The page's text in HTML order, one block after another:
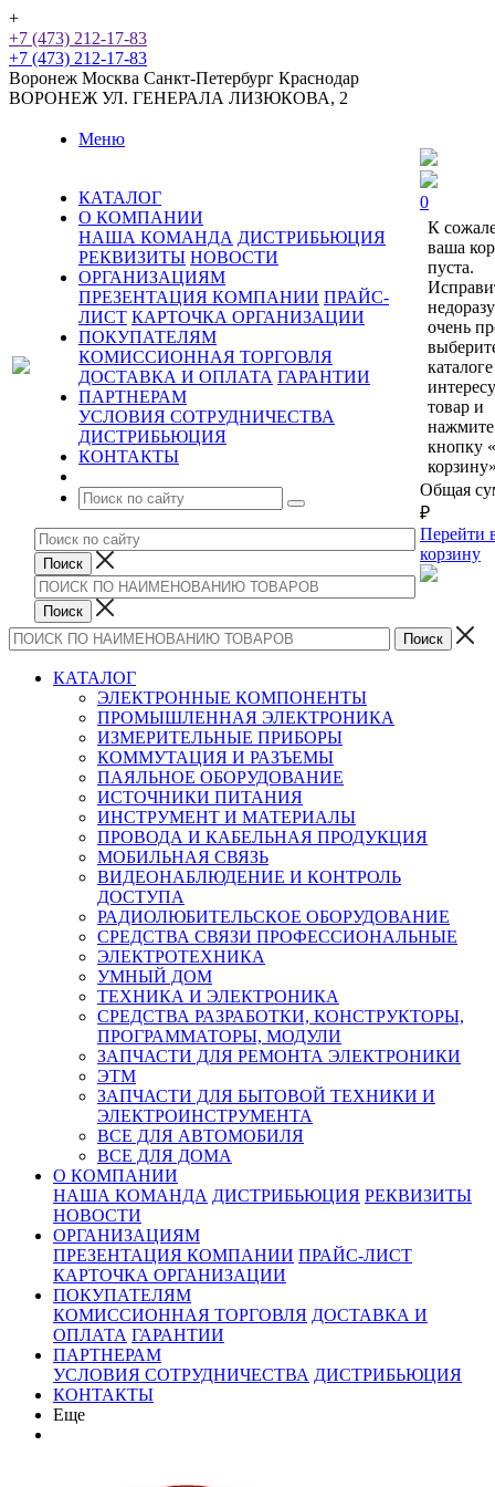
+
+7 (473) 212-17-83
+7 (473) 212-17-83
Воронеж Москва Санкт-Петербург Краснодар
ВОРОНЕЖ УЛ. ГЕНЕРАЛА ЛИЗЮКОВА, 2
Меню
КАТАЛОГ
О КОМПАНИИ
НАША КОМАНДА ДИСТРИБЬЮЦИЯ
РЕКВИЗИТЫ НОВОСТИ
ОРГАНИЗАЦИЯМ
ПРЕЗЕНТАЦИЯ КОМПАНИИ ПРАЙС-
ЛИСТ КАРТОЧКА ОРГАНИЗАЦИИ
ПОКУПАТЕЛЯМ
КОМИССИОННАЯ ТОРГОВЛЯ
ДОСТАВКА И ОПЛАТА ГАРАНТИИ
ПАРТНЕРАМ
УСЛОВИЯ СОТРУДНИЧЕСТВА
ДИСТРИБЬЮЦИЯ
КОНТАКТЫ
0
К
ваша
пуста.
очень
каталоге
товар и
нажмите
кнопку
Общая
₽
Перейти
корзину
КАТАЛОГ
ЭЛЕКТРОННЫЕ КОМПОНЕНТЫ
ПРОМЫШЛЕННАЯ ЭЛЕКТРОНИКА
ИЗМЕРИТЕЛЬНЫЕ ПРИБОРЫ
КОММУТАЦИЯ И РАЗЪЕМЫ
ПАЯЛЬНОЕ ОБОРУДОВАНИЕ
ИСТОЧНИКИ ПИТАНИЯ
ИНСТРУМЕНТ И МАТЕРИАЛЫ
ПРОВОДА И КАБЕЛЬНАЯ ПРОДУКЦИЯ
МОБИЛЬНАЯ СВЯЗЬ
ВИДЕОНАБЛЮДЕНИЕ И КОНТРОЛЬ
ДОСТУПА
РАДИОЛЮБИТЕЛЬСКОЕ ОБОРУДОВАНИЕ
СРЕДСТВА СВЯЗИ ПРОФЕССИОНАЛЬНЫЕ
ЭЛЕКТРОТЕХНИКА
УМНЫЙ ДОМ
ТЕХНИКА И ЭЛЕКТРОНИКА
СРЕДСТВА РАЗРАБОТКИ, КОНСТРУКТОРЫ,
ПРОГРАММАТОРЫ, МОДУЛИ
ЗАПЧАСТИ ДЛЯ РЕМОНТА ЭЛЕКТРОНИКИ
ЭТМ
ЗАПЧАСТИ ДЛЯ БЫТОВОЙ ТЕХНИКИ И
ЭЛЕКТРОИНСТРУМЕНТА
ВСЕ ДЛЯ АВТОМОБИЛЯ
ВСЕ ДЛЯ ДОМА
О КОМПАНИИ
НАША КОМАНДА ДИСТРИБЬЮЦИЯ РЕКВИЗИТЫ
НОВОСТИ
ОРГАНИЗАЦИЯМ
ПРЕЗЕНТАЦИЯ КОМПАНИИ ПРАЙС-ЛИСТ
КАРТОЧКА ОРГАНИЗАЦИИ
ПОКУПАТЕЛЯМ
КОМИССИОННАЯ ТОРГОВЛЯ ДОСТАВКА И
ОПЛАТА ГАРАНТИИ
ПАРТНЕРАМ
УСЛОВИЯ СОТРУДНИЧЕСТВА ДИСТРИБЬЮЦИЯ
КОНТАКТЫ
Еще